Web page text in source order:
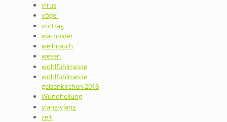
virus
vögel
vortrag
wacholder
weihrauch
wesen
wohlfühlmesse
wohlfühlmesse
gelsenkirchen 2018
Wundheilung
ylang-ylang
zeit